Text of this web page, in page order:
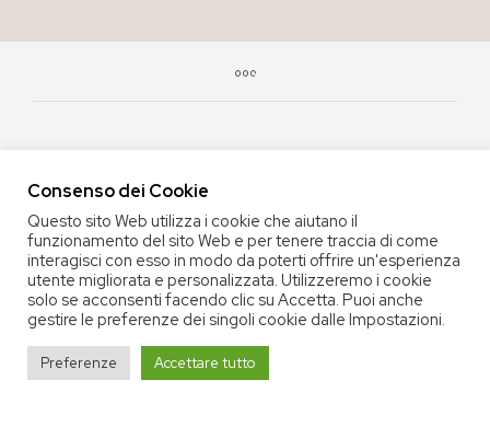
COPYRIGHT 2020 COOP. SOC. OFFICINA 68 |PRIVACY POLICY|
TERMINI E CONDIZIONI DEL SERVIZIO|CREDITS
Consenso dei Cookie
Questo sito Web utilizza i cookie che aiutano il
funzionamento del sito Web e per tenere traccia di come
interagisci con esso in modo da poterti offrire un'esperienza
utente migliorata e personalizzata. Utilizzeremo i cookie
solo se acconsenti facendo clic su Accetta. Puoi anche
gestire le preferenze dei singoli cookie dalle Impostazioni.
Preferenze Accettare tutto